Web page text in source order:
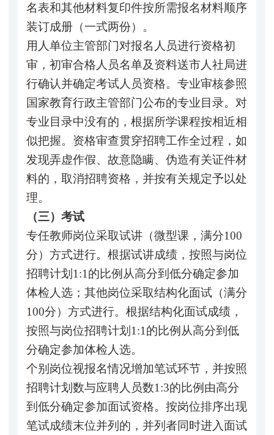
名表和其他材料复印件按所需报名材料顺序
装订成册（一式两份）。
用人单位主管部门对报名人员进行资格初
审，初审合格人员名单及资料送市人社局进
行确认并确定考试人员资格。专业审核参照
国家教育行政主管部门公布的专业目录。对
专业目录中没有的，根据所学课程按相近相
似把握。资格审查贯穿招聘工作全过程，如
发现弄虚作假、故意隐瞒、伪造有关证件材
料的，取消招聘资格，并按有关规定予以处
理。
（三）考试
专任教师岗位采取试讲（微型课，满分100
分）方式进行。根据试讲成绩，按照与岗位
招聘计划1:1的比例从高分到低分确定参加
体检人选；其他岗位采取结构化面试（满分
100分）方式进行。根据结构化面试成绩，
按照与岗位招聘计划1:1的比例从高分到低
分确定参加体检人选。
个别岗位视报名情况增加笔试环节，并按照
招聘计划数与应聘人员数1:3的比例由高分
到低分确定参加面试资格。按岗位排序出现
笔试成绩末位并列的，并列者同时进入面试